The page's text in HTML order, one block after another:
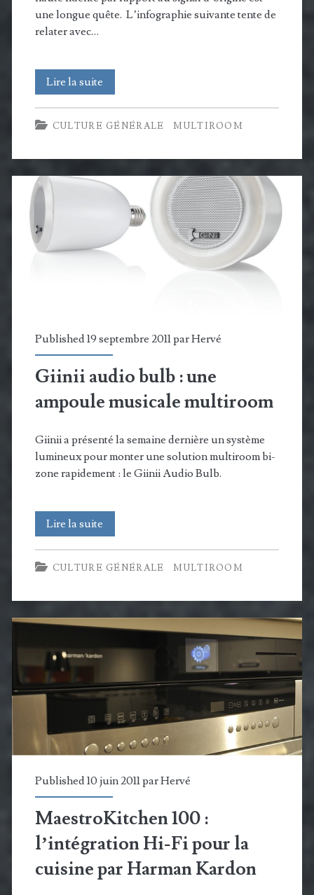
une longue quête. L’infographie suivante tente de
relater avec…
Lire la suite
de
la
HiFi
CULTURE GÉNÉRALE MULTIROOM
Published 19 septembre 2011 parHervé
Giinii audio bulb : une
ampoule musicale multiroom
Giinii a présenté la semaine dernière un système
lumineux pour monter une solution multiroom bi-
zone rapidement : le Giinii Audio Bulb.
Lire la suite
audio
bulb
:
une
ampoule
multiroom
CULTURE GÉNÉRALE MULTIROOM
Published 10 juin 2011 parHervé
MaestroKitchen 100 :
l’intégration Hi-Fi pour la
cuisine par Harman Kardon